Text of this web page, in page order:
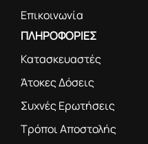
Επικοινωνία
ΠΛΗΡΟΦΟΡΙΕΣ
Κατασκευαστές
Άτοκες Δόσεις
Συχνές Ερωτήσεις
Τρόποι Αποστολής